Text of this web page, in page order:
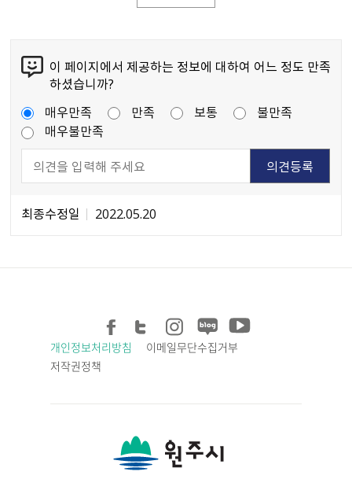
이 페이지에서 제공하는 정보에 대하여 어느 정도 만족
하셨습니까?
매우만족
만족 보통
불만족
매우불만족
최종수정일 2022.05.20
개인정보처리방침
이메일무단수집거부
저작권정책